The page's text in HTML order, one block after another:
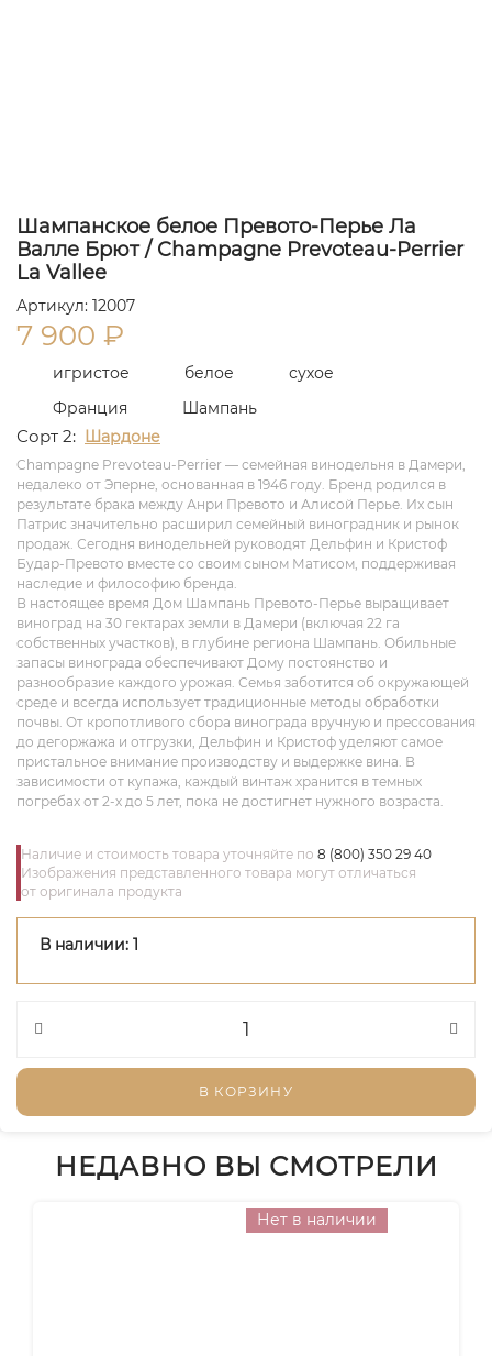
Шампанское белое Превото-Перье Ла
Валле Брют / Champagne Prevoteau-Perrier
La Vallee
Артикул: 12007
7 900 ₽
игристое белое
сухое
Франция
Шампань
Сорт 2: Шардоне
Champagne Prevoteau-Perrier — семейная винодельня в Дамери,
недалеко от Эперне, основанная в 1946 году. Бренд родился в
результате брака между Анри Превото и Алисой Перье. Их сын
Патрис значительно расширил семейный виноградник и рынок
продаж. Сегодня винодельней руководят Дельфин и Кристоф
Будар-Превото вместе со своим сыном Матисом, поддерживая
наследие и философию бренда.
В настоящее время Дом Шампань Превото-Перье выращивает
виноград на 30 гектарах земли в Дамери (включая 22 га
собственных участков), в глубине региона Шампань. Обильные
запасы винограда обеспечивают Дому постоянство и
разнообразие каждого урожая. Семья заботится об окружающей
среде и всегда использует традиционные методы обработки
почвы. От кропотливого сбора винограда вручную и прессования
до дегоржажа и отгрузки, Дельфин и Кристоф уделяют самое
пристальное внимание производству и выдержке вина. В
зависимости от купажа, каждый винтаж хранится в темных
погребах от 2-х до 5 лет, пока не достигнет нужного возраста.
Наличие и стоимость товара уточняйте по 8 (800) 350 29 40
Изображения представленного товара могут отличаться
от оригинала продукта
В наличии: 1
В КОРЗИНУ
НЕДАВНО ВЫ СМОТРЕЛИ
Нет в наличии